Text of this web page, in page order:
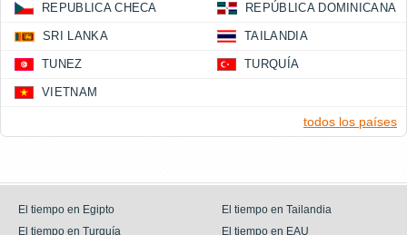
REPUBLICA CHECA REPÚBLICA DOMINICANA
SRI LANKA TAILANDIA
TUNEZ TURQUÍA
VIETNAM
todos los países
El tiempo en Egipto
El tiempo en Tailandia
El tiempo en Turquía
El tiempo en EAU